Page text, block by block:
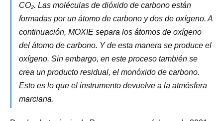
CO₂. Las moléculas de dióxido de carbono están
formadas por un átomo de carbono y dos de oxígeno. A
continuación, MOXIE separa los átomos de oxígeno
del átomo de carbono. Y de esta manera se produce el
oxígeno. Sin embargo, en este proceso también se
crea un producto residual, el monóxido de carbono.
Esto es lo que el instrumento devuelve a la atmósfera
marciana.